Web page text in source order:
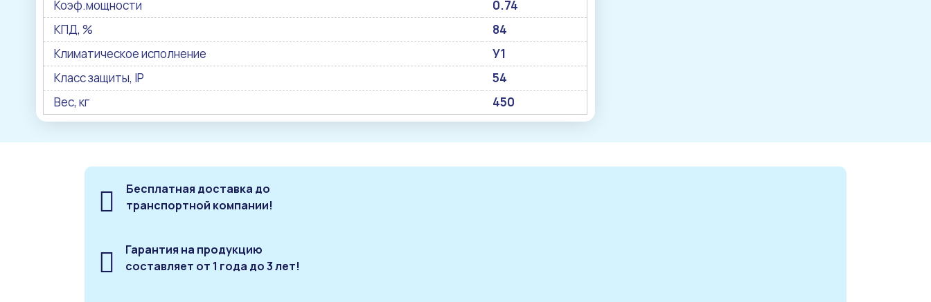
Коэф.мощности
0.74
КПД, %
84
Климатическое исполнение
У1
Класс защиты, IP
54
Вес, кг
450
Бесплатная доставка до
транспортной компании!
Гарантия на продукцию
составляет от 1 года до 3 лет!